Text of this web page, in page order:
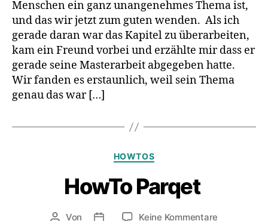
Menschen ein ganz unangenehmes Thema ist,
und das wir jetzt zum guten wenden. Als ich
gerade daran war das Kapitel zu überarbeiten,
kam ein Freund vorbei und erzählte mir dass er
gerade seine Masterarbeit abgegeben hatte.
Wir fanden es erstaunlich, weil sein Thema
genau das war […]
Kategorien
HOWTOS
HowTo Parqet
Beitragsautor
Von Veröffentlichungsdatum
Keine Kommentare